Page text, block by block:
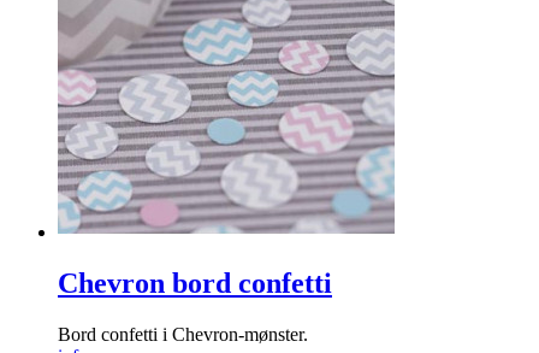
Chevron bord confetti
Bord confetti i Chevron-mønster.